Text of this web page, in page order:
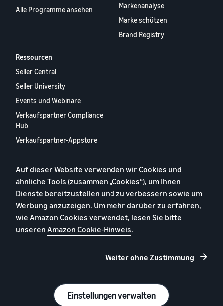
Alle Programme ansehen
Markenanalyse
Marke schützen
Brand Registry
Ressourcen
Seller Central
Seller University
Events und Webinare
Verkaufspartner Compliance
Hub
Verkaufspartner-Appstore
Verkaufspartner-Bericht
Kontaktieren Sie uns
Cookies
Impressum
Auf dieser Website verwenden wir Cookies und
ähnliche Tools (zusammen „Cookies“), um Ihnen
Dienste bereitzustellen und zu verbessern sowie um
Werbung anzuzeigen. Um mehr darüber zu erfahren,
wie Amazon Cookies verwendet, lesen Sie bitte
unseren Amazon Cookie-Hinweis.
Weiter ohne Zustimmung
Einstellungen verwalten